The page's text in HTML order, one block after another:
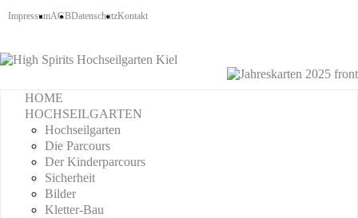
ImpressumAGBDatenschutzKontakt
HOME
HOCHSEILGARTEN
Hochseilgarten
Die Parcours
Der Kinderparcours
Sicherheit
Bilder
Kletter-Bau